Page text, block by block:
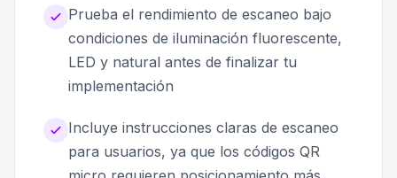
Prueba el rendimiento de escaneo bajo
condiciones de iluminación fluorescente,
LED y natural antes de finalizar tu
implementación
Incluye instrucciones claras de escaneo
para usuarios, ya que los códigos QR